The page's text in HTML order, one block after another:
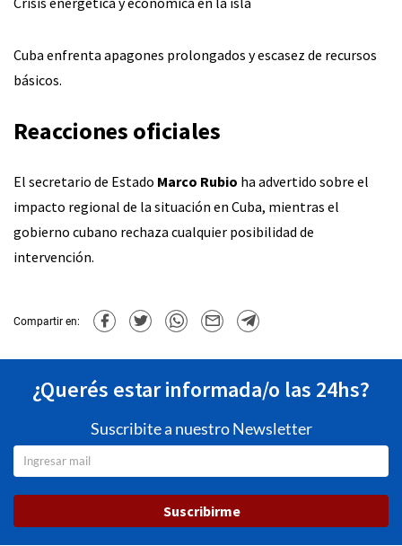
Cuba enfrenta apagones prolongados y escasez de recursos
básicos.
Reacciones oficiales
El secretario de Estado Marco Rubio ha advertido sobre el
impacto regional de la situación en Cuba, mientras el
gobierno cubano rechaza cualquier posibilidad de
intervención.
Compartir en:
¿Querés estar informada/o las 24hs?
Suscribite a nuestro Newsletter
Suscribirme